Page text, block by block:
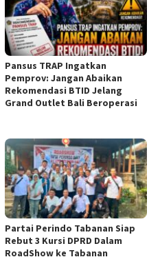
Pansus TRAP Ingatkan
Pemprov: Jangan Abaikan
Rekomendasi BTID Jelang
Grand Outlet Bali Beroperasi
Partai Perindo Tabanan Siap
Rebut 3 Kursi DPRD Dalam
RoadShow ke Tabanan